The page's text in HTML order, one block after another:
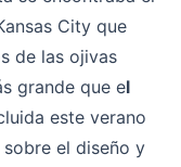
City que
de las ojivas
grande que el
este verano
el diseño y